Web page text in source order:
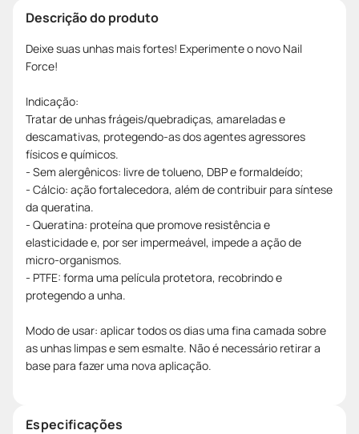
Descrição do produto
Deixe suas unhas mais fortes! Experimente o novo Nail
Force!
Indicação:
Tratar de unhas frágeis/quebradiças, amareladas e
descamativas, protegendo-as dos agentes agressores
físicos e químicos.
- Sem alergênicos: livre de tolueno, DBP e formaldeído;
- Cálcio: ação fortalecedora, além de contribuir para síntese
da queratina.
- Queratina: proteína que promove resistência e
elasticidade e, por ser impermeável, impede a ação de
micro-organismos.
- PTFE: forma uma película protetora, recobrindo e
protegendo a unha.
Modo de usar: aplicar todos os dias uma fina camada sobre
as unhas limpas e sem esmalte. Não é necessário retirar a
base para fazer uma nova aplicação.
Especificações